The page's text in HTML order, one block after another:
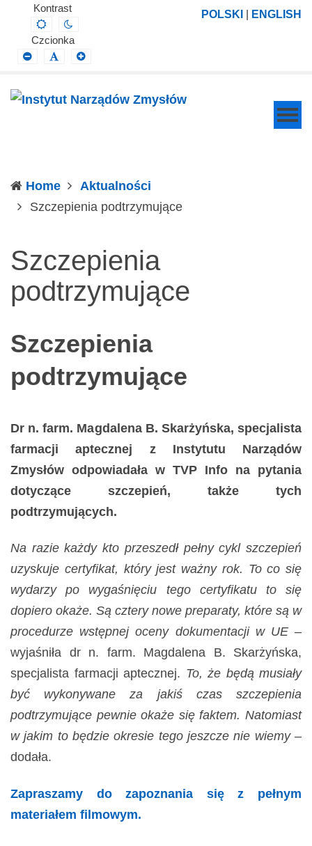
Instytut
Narządów
Zmysłów
Projektowanie,
prowadzenie
prac
rehabilitacji
schorzeń
zmysłów
Kontrast
DefaultNight
Czcionka
SmallerDefaultLarger
POLSKI | ENGLISH
Home
Aktualności
Szczepienia podtrzymujące(current)
Szczepienia
podtrzymujące
Szczepienia
podtrzymujące
Dr n. farm. Magdalena B. Skarżyńska, specjalista
farmacji aptecznej z Instytutu Narządów
Zmysłów odpowiadała w TVP Info na pytania
dotyczące szczepień, także tych
podtrzymujących.
Na razie każdy kto przeszedł pełny cykl szczepień
uzyskuje certyfikat, który jest ważny rok. To co się
wydarzy po wygaśnięciu tego certyfikatu to się
dopiero okaże. Są cztery nowe preparaty, które są w
procedurze wstępnej oceny dokumentacji w UE–
wyjaśniła dr n. farm. Magdalena B. Skarżyńska,
specjalista farmacji aptecznej. To, że będą musiały
być wykonywane za jakiś czas szczepienia
podtrzymujące pewnie okaże się faktem. Natomiast
w jakim to będzie okresie tego jeszcze nie wiemy–
dodała.
Zapraszamy do zapoznania się z pełnym
materiałem filmowym.